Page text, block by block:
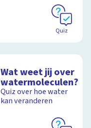
Quiz
Wat weet jij over
watermoleculen?
Quiz over hoe water
kan veranderen